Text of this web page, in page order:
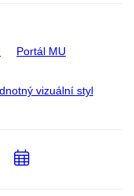
Portál MU
vizuální styl
Přidat